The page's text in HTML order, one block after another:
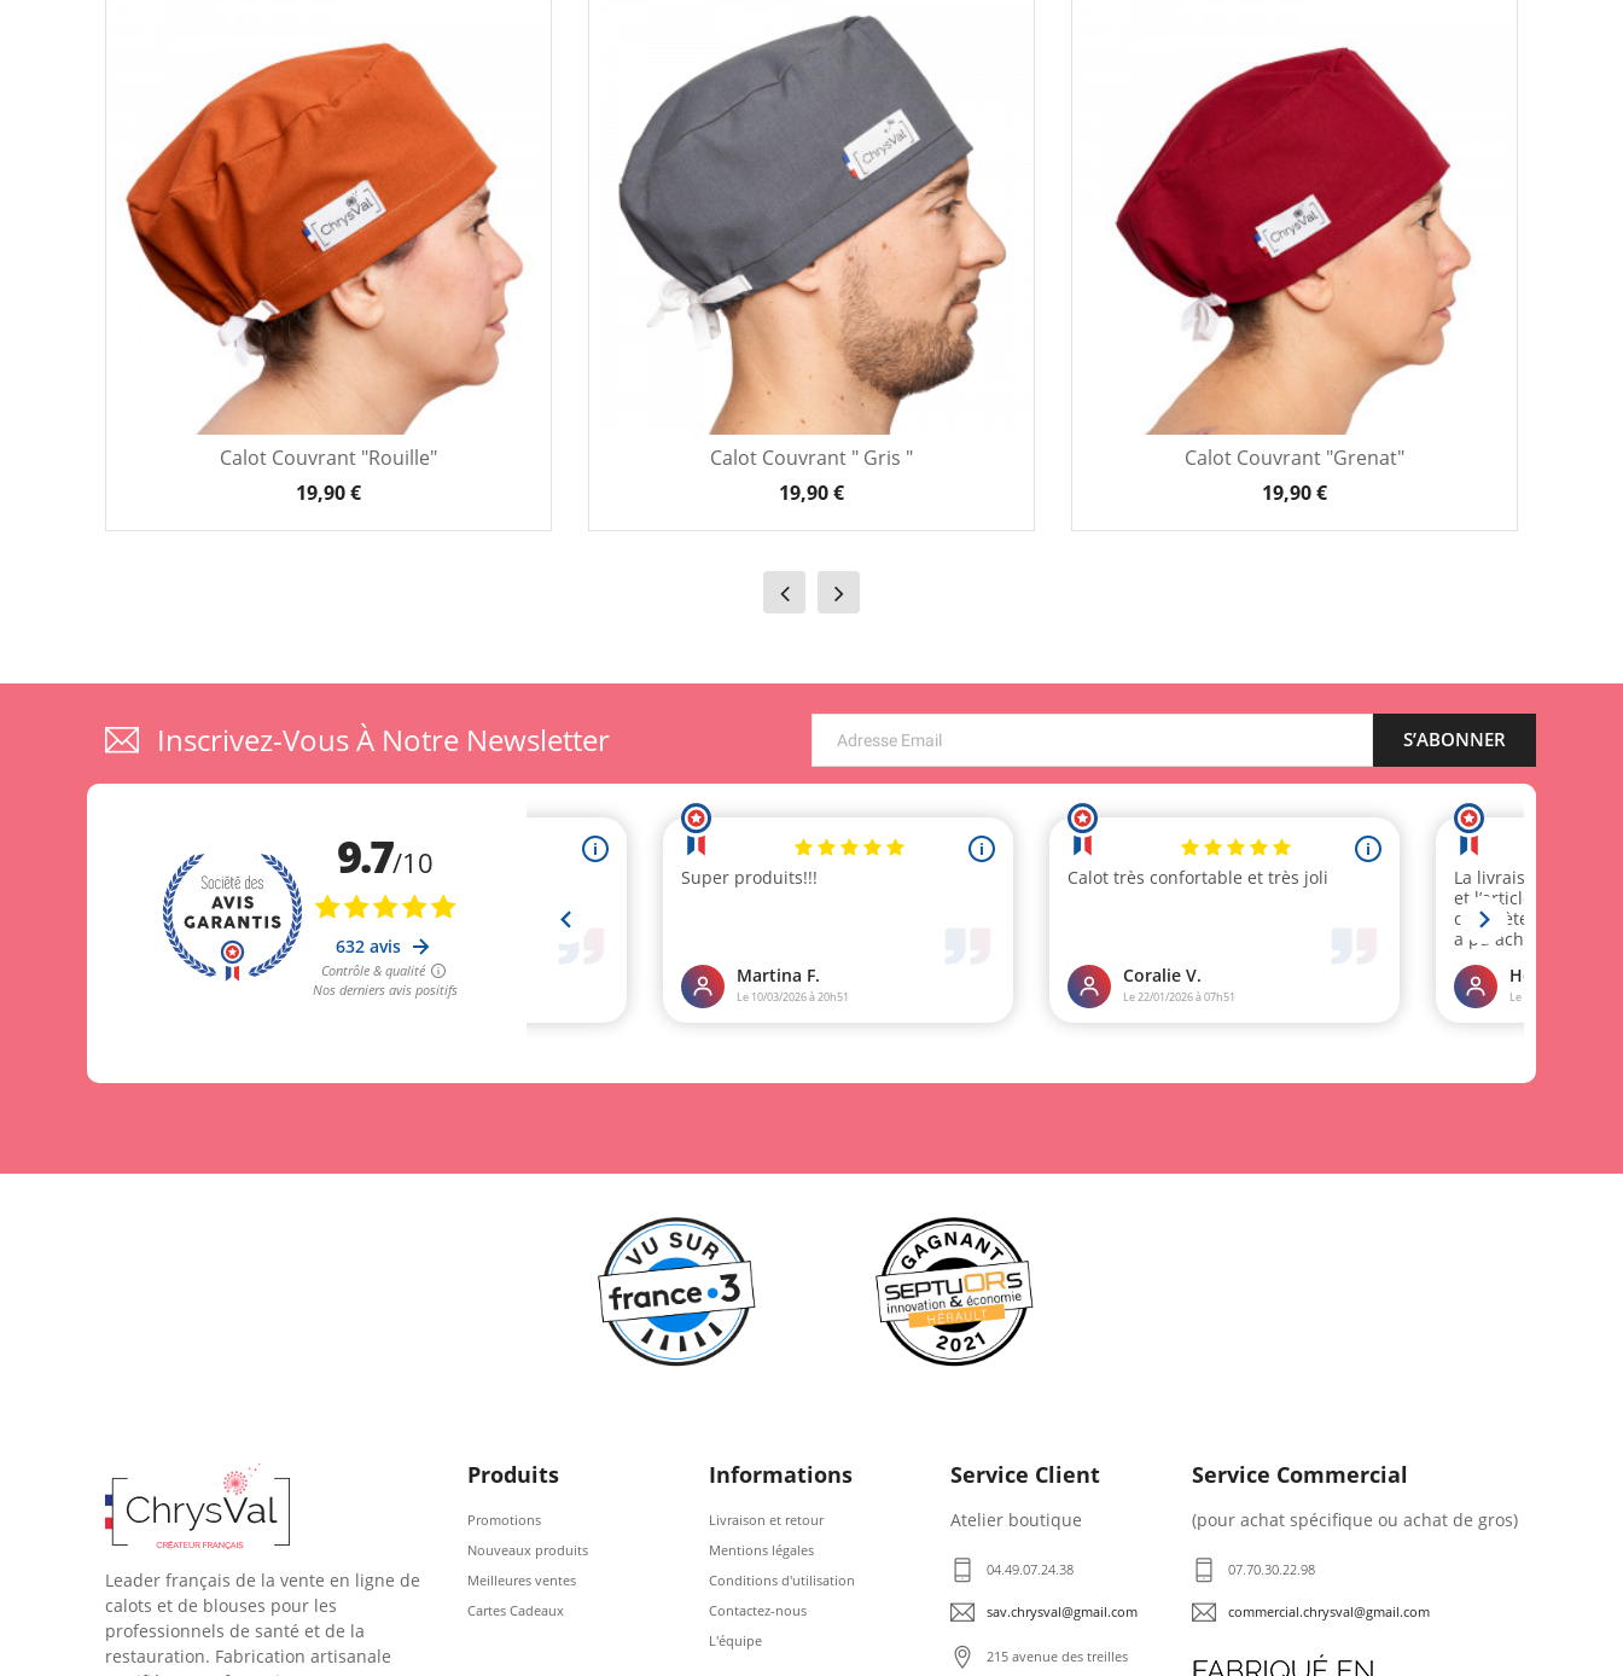
Calot Couvrant "Rouille"
19,90 €
Calot Couvrant " Gris "
19,90 €
Calot Couvrant "Grenat"
19,90 €
Inscrivez-Vous À Notre Newsletter
Leader français de la vente en ligne de
calots et de blouses pour les
professionnels de santé et de la
restauration. Fabrication artisanale
Produits
Promotions
Nouveaux produits
Meilleures ventes
Cartes Cadeaux
Informations
Livraison et retour
Mentions légales
Conditions d'utilisation
Contactez-nous
L'équipe
Service Client
Atelier boutique
04.49.07.24.38
sav.chrysval@gmail.com
215 avenue des treilles
Service Commercial
(pour achat spécifique ou achat de gros)
07.70.30.22.98
commercial.chrysval@gmail.com